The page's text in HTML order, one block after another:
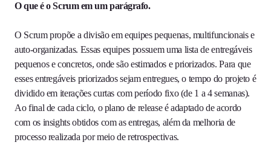
O que é o Scrum em um parágrafo.
O Scrum propõe a divisão em equipes pequenas, multifuncionais e
auto-organizadas. Essas equipes possuem uma lista de entregáveis
pequenos e concretos, onde são estimados e priorizados. Para que
esses entregáveis priorizados sejam entregues, o tempo do projeto é
dividido em iterações curtas com período fixo (de 1 a 4 semanas).
Ao final de cada ciclo, o plano de release é adaptado de acordo
com os insights obtidos com as entregas, além da melhoria de
processo realizada por meio de retrospectivas.